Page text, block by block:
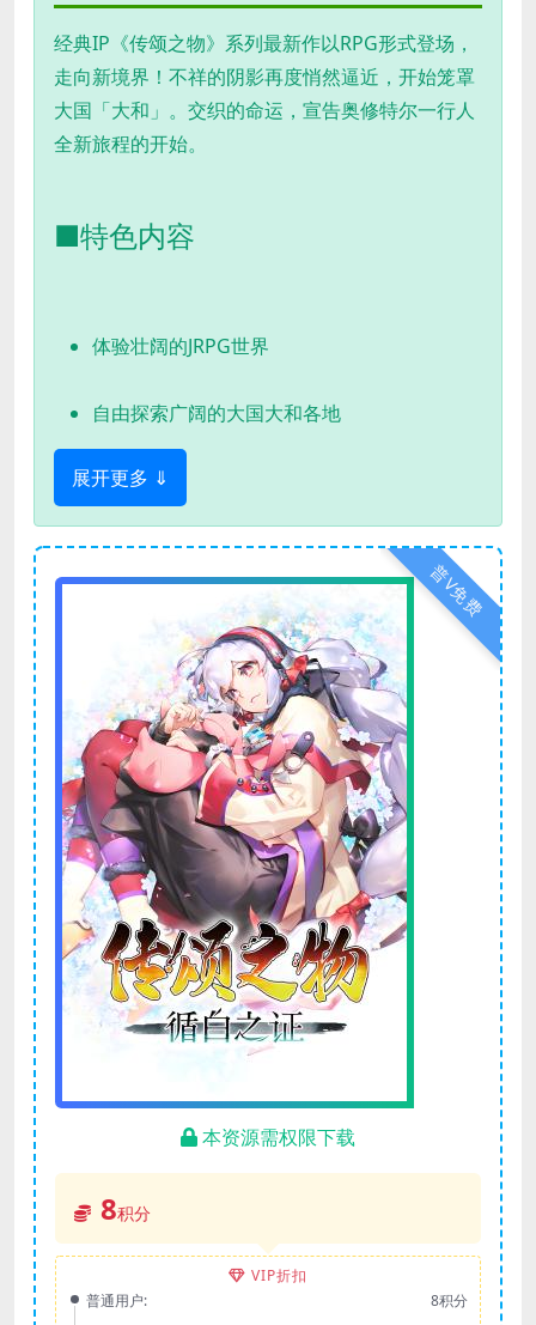
经典IP《传颂之物》系列最新作以RPG形式登场，
走向新境界！不祥的阴影再度悄然逼近，开始笼罩
大国「大和」。交织的命运，宣告奥修特尔一行人
全新旅程的开始。
■特色内容
体验壮阔的JRPG世界
自由探索广阔的大国大和各地
展开更多 ⇓
普V免费
本资源需权限下载
8积分
VIP折扣
普通用户:
8积分